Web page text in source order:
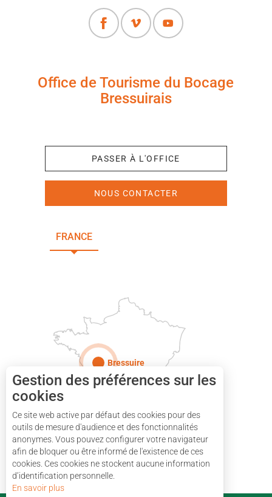
Office de Tourisme du Bocage
Bressuirais
PASSER À L'OFFICE
NOUS CONTACTER
FRANCE
Bressuire
Gestion des préférences sur les
cookies
Ce site web active par défaut des cookies pour des
outils de mesure d'audience et des fonctionnalités
anonymes. Vous pouvez configurer votre navigateur
afin de bloquer ou être informé de l'existence de ces
cookies. Ces cookies ne stockent aucune information
d’identification personnelle.
En savoir plus